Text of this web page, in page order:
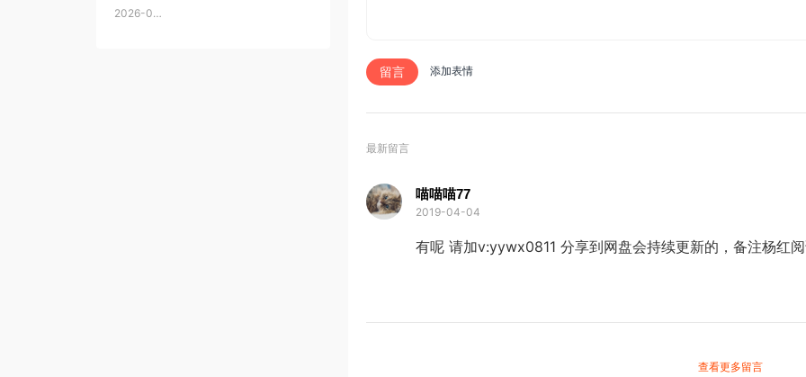
2026-06-14
留言 添加表情
最新留言
喵喵喵77
2019-04-04
有呢 请加v:yywx0811 分享到网盘会持续更新的，备注杨红
查看更多留言